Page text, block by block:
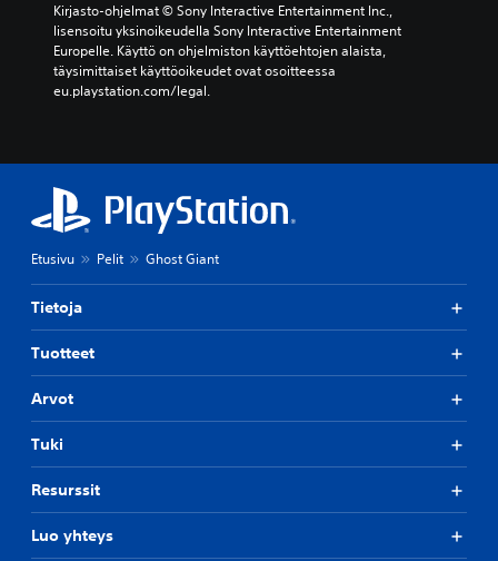
Kirjasto-ohjelmat © Sony Interactive Entertainment Inc.,
lisensoitu yksinoikeudella Sony Interactive Entertainment
Europelle. Käyttö on ohjelmiston käyttöehtojen alaista,
täysimittaiset käyttöoikeudet ovat osoitteessa
eu.playstation.com/legal.
Etusivu Pelit Ghost Giant
Tietoja
Tuotteet
Arvot
Tuki
Resurssit
Luo yhteys